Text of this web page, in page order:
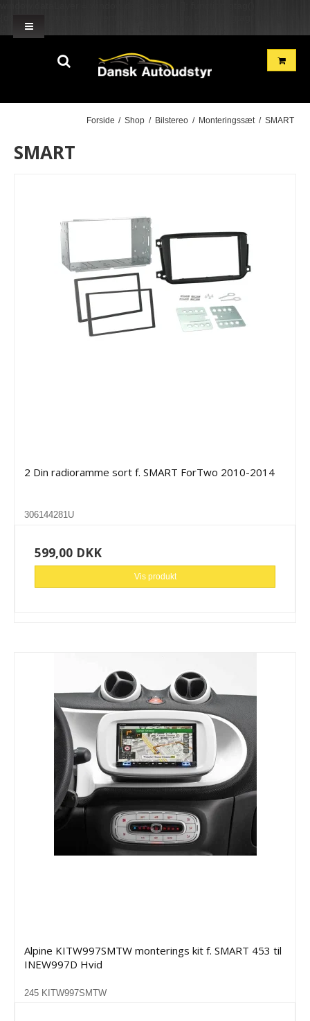
{dataLayer.push(arguments);} gtag('js', new Date()); gtag('config', 'G-
2TH7GD1GME'); gtag('config', 'G-BN2R00GF22'); }
Forside / Shop / Bilstereo / Monteringssæt / SMART
SMART
2 Din radioramme sort f. SMART ForTwo 2010-2014
306144281U
599,00 DKK
Vis produkt
Alpine KITW997SMTW monterings kit f. SMART 453 til
INEW997D Hvid
245 KITW997SMTW